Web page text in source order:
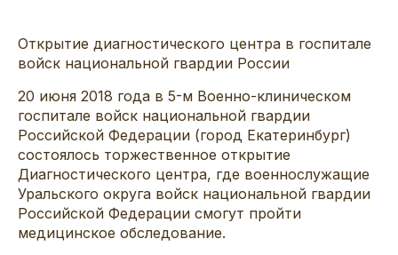
Открытие диагностического центра в госпитале
войск национальной гвардии России
20 июня 2018 года в 5-м Военно-клиническом
госпитале войск национальной гвардии
Российской Федерации (город Екатеринбург)
состоялось торжественное открытие
Диагностического центра, где военнослужащие
Уральского округа войск национальной гвардии
Российской Федерации смогут пройти
медицинское обследование.